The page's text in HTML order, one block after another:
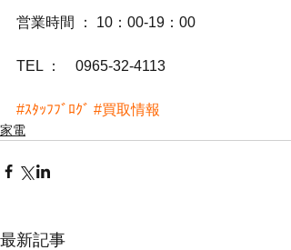
営業時間 ： 10：00-19：00
TEL ：　0965-32-4113
#ｽﾀｯﾌﾌﾞﾛｸﾞ #買取情報
家電
最新記事